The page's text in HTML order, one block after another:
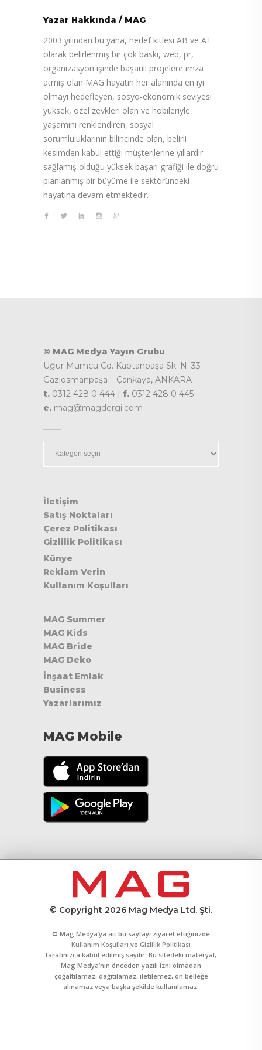
Yazar Hakkında / MAG
2003 yılından bu yana, hedef kitlesi AB ve A+
olarak belirlenmiş bir çok baskı, web, pr,
organizasyon işinde başarılı projelere imza
atmış olan MAG hayatın her alanında en iyi
olmayı hedefleyen, sosyo-ekonomik seviyesi
yüksek, özel zevkleri olan ve hobileriyle
yaşamını renklendiren, sosyal
sorumluluklarının bilincinde olan, belirli
kesimden kabul ettiği müşterilerine yıllardır
sağlamış olduğu yüksek başarı grafiği ile doğru
planlanmış bir büyüme ile sektöründeki
hayatına devam etmektedir.
© MAG Medya Yayın Grubu
Uğur Mumcu Cd. Kaptanpaşa Sk. N. 33
Gaziosmanpaşa – Çankaya, ANKARA
t. 0312 428 0 444 | f. 0312 428 0 445
e. mag@magdergi.com
İletişim
Satış Noktaları
Çerez Politikası
Gizlilik Politikası
Künye
Reklam Verin
Kullanım Koşulları
MAG Summer
MAG Kids
MAG Bride
MAG Deko
İnşaat Emlak
Business
Yazarlarımız
MAG Mobile
© Copyright 2026 Mag Medya Ltd. Şti.
© Mag Medya’ya ait bu sayfayı ziyaret ettiğinizde
Kullanım Koşulları ve Gizlilik Politikası
tarafınızca kabul edilmiş sayılır. Bu sitedeki materyal,
Mag Medya’nın önceden yazılı izni olmadan
çoğaltılamaz, dağıtılamaz, iletilemez, ön belleğe
alınamaz veya başka şekilde kullanılamaz.